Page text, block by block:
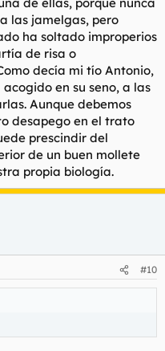
las jamelgas, pero
ha soltado improperios
de risa o
decía mi tío Antonio,
en su seno, a las
Aunque debemos
desapego en el trato
prescindir del
de un buen mollete
propia biología.
#10